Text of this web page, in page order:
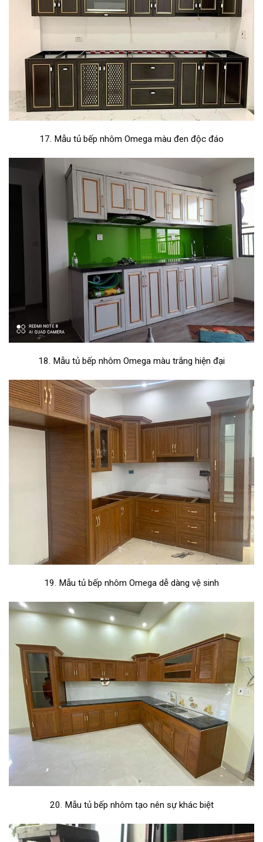
17. Mẫu tủ bếp nhôm Omega màu đen độc đáo
18. Mẫu tủ bếp nhôm Omega màu trắng hiện đại
19. Mẫu tủ bếp nhôm Omega dễ dàng vệ sinh
20. Mẫu tủ bếp nhôm tạo nên sự khác biệt